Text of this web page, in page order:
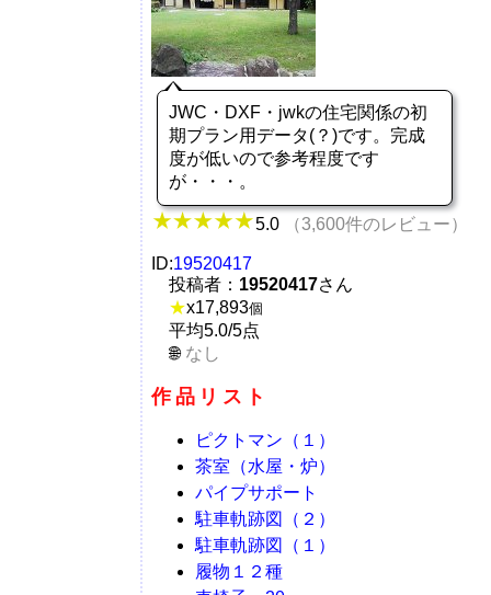
JWC・DXF・jwkの住宅関係の初
期プラン用データ(？)です。完成
度が低いので参考程度です
が・・・。
5.0 （3,600件のレビュー）
ID:19520417
投稿者： 19520417さん
★x17,893個
平均5.0/5点
なし
作品リスト
ピクトマン（１）
茶室（水屋・炉）
パイプサポート
駐車軌跡図（２）
駐車軌跡図（１）
履物１２種